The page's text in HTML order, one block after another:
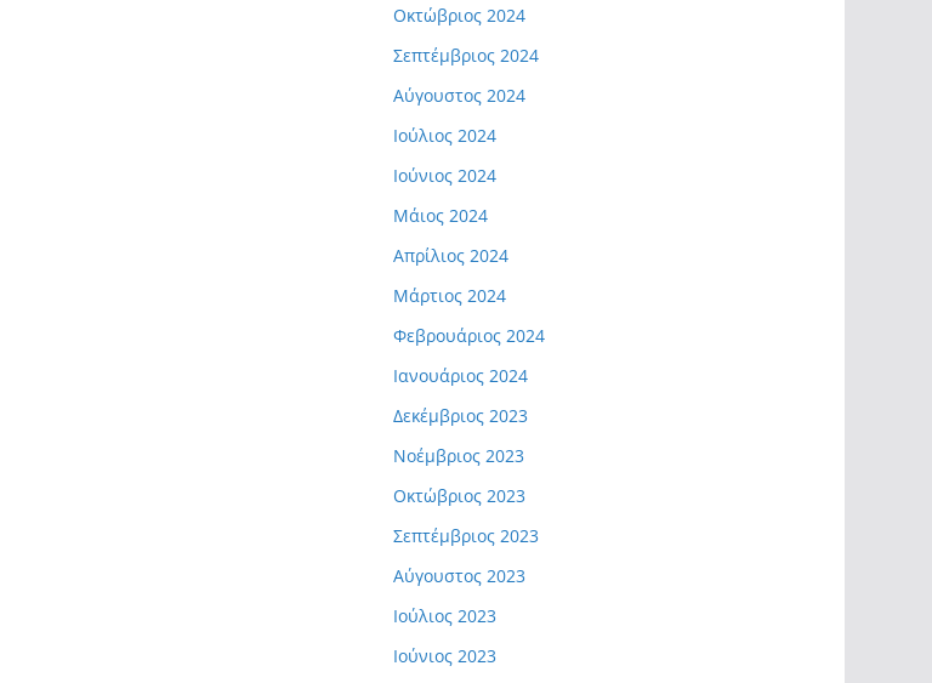
Οκτώβριος 2024
Σεπτέμβριος 2024
Αύγουστος 2024
Ιούλιος 2024
Ιούνιος 2024
Μάιος 2024
Απρίλιος 2024
Μάρτιος 2024
Φεβρουάριος 2024
Ιανουάριος 2024
Δεκέμβριος 2023
Νοέμβριος 2023
Οκτώβριος 2023
Σεπτέμβριος 2023
Αύγουστος 2023
Ιούλιος 2023
Ιούνιος 2023